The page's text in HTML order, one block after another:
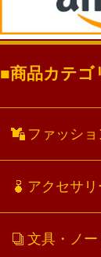
商品カテゴ
ファッショ
アクセサ
文具・ノー